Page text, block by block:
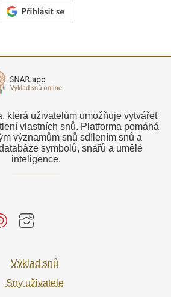
která uživatelům umožňuje vytvářet
vlastních snů. Platforma pomáhá
významům snů sdílením snů a
symbolů, snářů a umělé
inteligence.
Výklad snů
Sny uživatele